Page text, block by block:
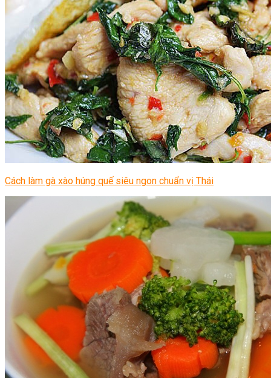
Cách làm gà xào húng quế siêu ngon chuẩn vị Thái